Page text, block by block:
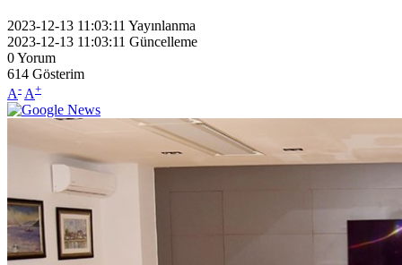
2023-12-13 11:03:11 Yayınlanma
2023-12-13 11:03:11 Güncelleme
0Yorum
614 Gösterim
A- A+